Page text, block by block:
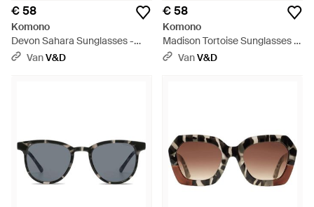
€ 58
Komono
Devon Sahara Sunglasses -
BruinVanV&D
€ 58
Komono
Madison Tortoise Sunglasses -
Zwart
VanV&D